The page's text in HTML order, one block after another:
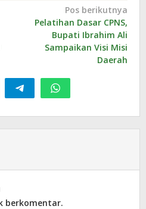
Pos berikutnya
Pelatihan Dasar CPNS,
Bupati Ibrahim Ali
Sampaikan Visi Misi
Daerah
berkomentar.